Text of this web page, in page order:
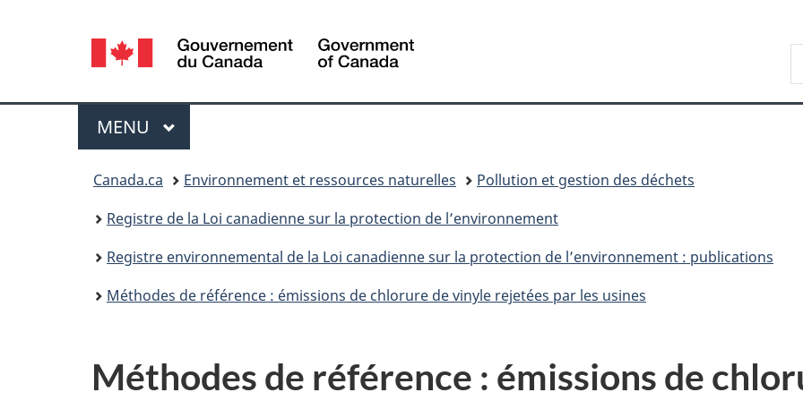
sujet
HTML
Sélection
de
la
langue
Canada
Menu
MENU PRINCIPAL
Canada.ca Environnement et ressources naturelles
Pollution et gestion des déchets
Registre de la Loi canadienne sur la protection de l’environnement
Registre environnemental de la Loi canadienne sur la protection de l’environnement : publications
Méthodes de référence : émissions de chlorure de vinyle rejetées par les usines
Méthodes de référence : émissions de